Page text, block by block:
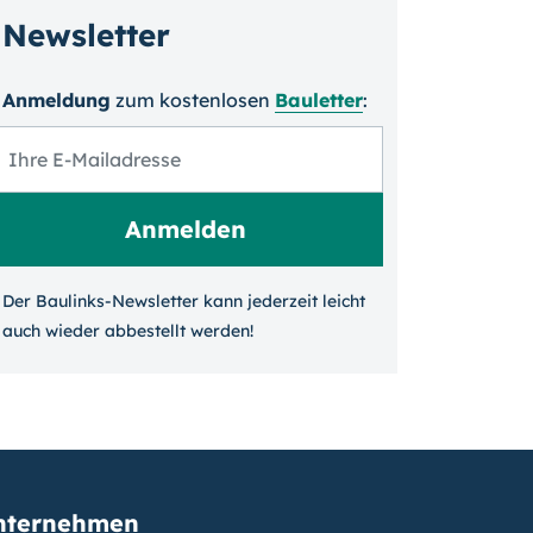
Newsletter
Anmeldung zum kosten­losen Bauletter:
Der Baulinks-Newsletter kann jeder­zeit leicht
auch wieder ab­bestellt werden!